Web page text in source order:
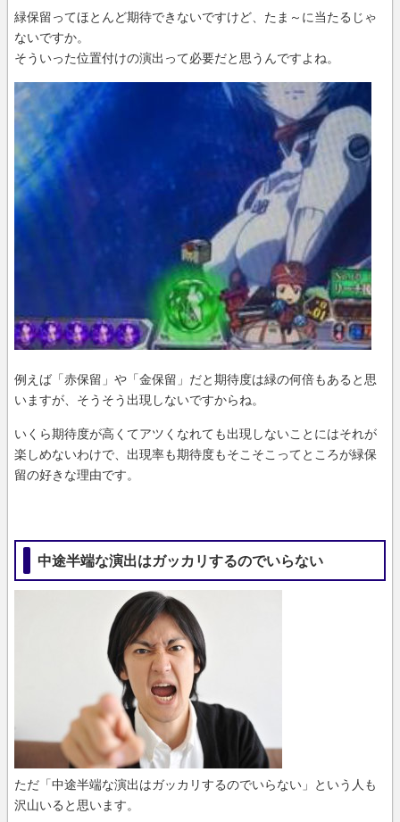
緑保留ってほとんど期待できないですけど、たま～に当たるじゃ
ないですか。
そういった位置付けの演出って必要だと思うんですよね。
例えば「赤保留」や「金保留」だと期待度は緑の何倍もあると思
いますが、そうそう出現しないですからね。
いくら期待度が高くてアツくなれても出現しないことにはそれが
楽しめないわけで、出現率も期待度もそこそこってところが緑保
留の好きな理由です。
中途半端な演出はガッカリするのでいらない
ただ「中途半端な演出はガッカリするのでいらない」という人も
沢山いると思います。